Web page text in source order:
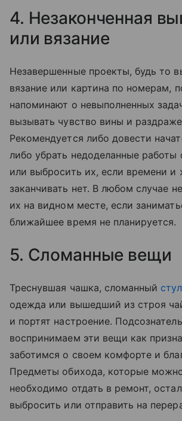
4. Незаконченная
или вязание
Незавершенные проекты, будь то
вязание или картина по номерам,
напоминают о невыполненных
вызывать чувство вины и
Рекомендуется либо довести
либо убрать недоделанные работы
или выбросить их, если времени и
заканчивать нет. В любом случае
их на видном месте, если
ближайшее время не планируется.
5. Сломанные вещи
Треснувшая чашка, сломанный стул
одежда или вышедший из строя
и портят настроение.
воспринимаем эти вещи как
заботимся о своем комфорте и
Предметы обихода, которые
необходимо отдать в ремонт,
выбросить или отправить на